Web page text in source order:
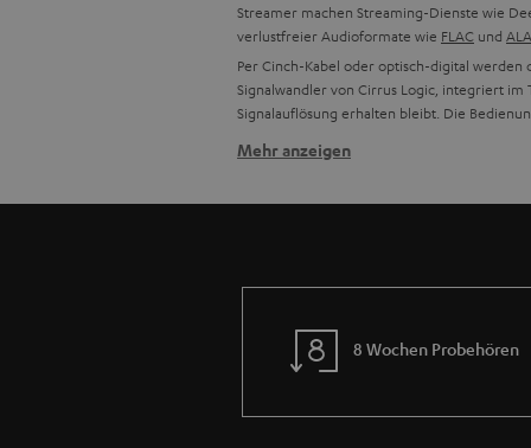
Streamer machen Streaming-Dienste wie
verlustfreier Audioformate wie FLAC und
Per Cinch-Kabel oder optisch-digital
Signalwandler von Cirrus Logic, integriert
Signalauflösung erhalten bleibt. Die
Das kann der Netzwerkplayer
Das bietet der Netzwerkspieler
neben WLAN auch Bluetooth für noch
eine Bedienung direkt am Netzwerk-Player
Mehr anzeigen
8 Wochen Probehören